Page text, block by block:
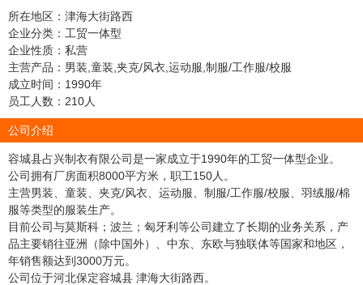
所在地区：津海大街路西
企业分类：工贸一体型
企业性质：私营
主营产品：男装,童装,夹克/风衣,运动服,制服/工作服/校服
成立时间：1990年
员工人数：210人
公司介绍
容城县占兴制衣有限公司是一家成立于1990年的工贸一体型企业。
公司拥有厂房面积8000平方米，职工150人。
主营男装、童装、夹克/风衣、运动服、制服/工作服/校服、羽绒服/棉
服等类型的服装生产。
目前公司与莫斯科；波兰；匈牙利等公司建立了长期的业务关系，产
品主要销往亚洲（除中国外）、中东、东欧与独联体等国家和地区，
年销售额达到3000万元。
公司位于河北保定容城县 津海大街路西。